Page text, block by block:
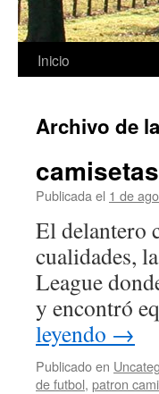
Saltar
contenido
Inicio
Archivo de
Publicada el 1 de
El delantero
cualidades,
League
y encontró
leyendo →
Publicado en
de futbol, patron